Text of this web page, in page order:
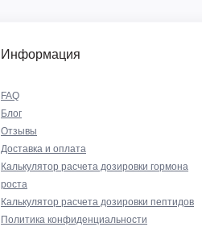
Информация
FAQ
Блог
Отзывы
Доставка и оплата
Калькулятор расчета дозировки гормона
роста
Калькулятор расчета дозировки пептидов
Политика конфиденциальности